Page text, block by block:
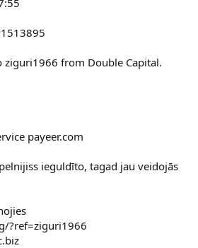
ziguri1966 from Double Capital.
payeer.com
ieguldīto, tagad jau veidojās
?ref=ziguri1966